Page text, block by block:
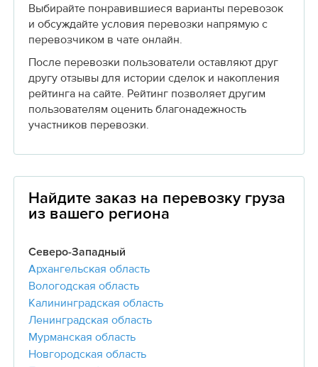
Выбирайте понравившиеся варианты перевозок
и обсуждайте условия перевозки напрямую с
перевозчиком в чате онлайн.
После перевозки пользователи оставляют друг
другу отзывы для истории сделок и накопления
рейтинга на сайте. Рейтинг позволяет другим
пользователям оценить благонадежность
участников перевозки.
Найдите заказ на перевозку груза
из вашего региона
Северо-Западный
Архангельская область
Вологодская область
Калининградская область
Ленинградская область
Мурманская область
Новгородская область